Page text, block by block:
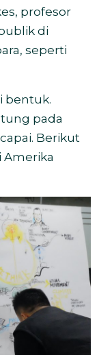
profesor
di
seperti
bentuk.
pada
Berikut